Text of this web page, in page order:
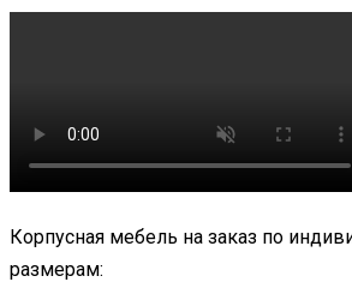
Корпусная мебель на заказ по
размерам: